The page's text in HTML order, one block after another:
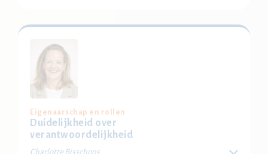
Oefen met gesprekstechnieken om conflictverzuim te
doorbreken.
Locatie: Delft, Bussum, Eindhoven, Weidum, Regio
Achterhoek-Twente
Bestel je ticket
Eigenaarschap en rollen
Duidelijkheid over
verantwoordelijkheid
Charlotte Bisschops